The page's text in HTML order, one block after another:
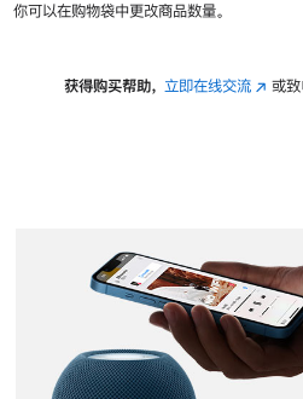
你可以在购物袋中更改商品数量。
获得购买帮助， 立即在线交流(在 或致
图库 图像 4